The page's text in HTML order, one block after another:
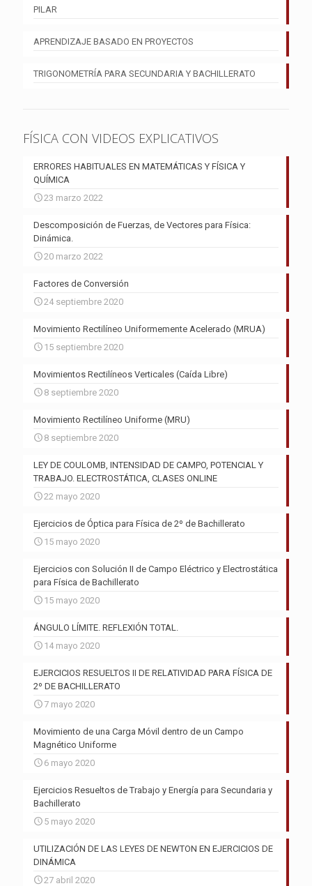
PILAR
APRENDIZAJE BASADO EN PROYECTOS
TRIGONOMETRÍA PARA SECUNDARIA Y BACHILLERATO
FÍSICA CON VIDEOS EXPLICATIVOS
ERRORES HABITUALES EN MATEMÁTICAS Y FÍSICA Y
QUÍMICA
23 marzo 2022
Descomposición de Fuerzas, de Vectores para Física:
Dinámica.
20 marzo 2022
Factores de Conversión
24 septiembre 2020
Movimiento Rectilíneo Uniformemente Acelerado (MRUA)
15 septiembre 2020
Movimientos Rectilíneos Verticales (Caída Libre)
8 septiembre 2020
Movimiento Rectilíneo Uniforme (MRU)
8 septiembre 2020
LEY DE COULOMB, INTENSIDAD DE CAMPO, POTENCIAL Y
TRABAJO. ELECTROSTÁTICA, CLASES ONLINE
22 mayo 2020
Ejercicios de Óptica para Física de 2º de Bachillerato
15 mayo 2020
Ejercicios con Solución II de Campo Eléctrico y Electrostática
para Física de Bachillerato
15 mayo 2020
ÁNGULO LÍMITE. REFLEXIÓN TOTAL.
14 mayo 2020
EJERCICIOS RESUELTOS II DE RELATIVIDAD PARA FÍSICA DE
2º DE BACHILLERATO
7 mayo 2020
Movimiento de una Carga Móvil dentro de un Campo
Magnético Uniforme
6 mayo 2020
Ejercicios Resueltos de Trabajo y Energía para Secundaria y
Bachillerato
5 mayo 2020
UTILIZACIÓN DE LAS LEYES DE NEWTON EN EJERCICIOS DE
DINÁMICA
27 abril 2020